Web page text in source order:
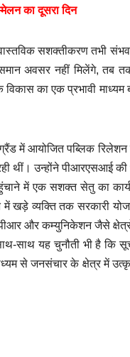
का दूसरा दिन
सशक्तीकरण तभी
अवसर नहीं मिलेंगे, तब
का एक प्रभावी
में आयोजित पब्लिक
थीं। उन्होंने पीआरएसआई
में एक सशक्त सेतु का
व्यक्ति तक सरकारी
और कम्युनिकेशन जैसे
यह चुनौती भी है कि
जनसंचार के क्षेत्र में
COMMENTS